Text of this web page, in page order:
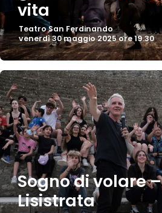
vita
Teatro San Ferdinando
venerdì 30 maggio 2025 ore 19.30
Sogno di volare –
Lisistrata